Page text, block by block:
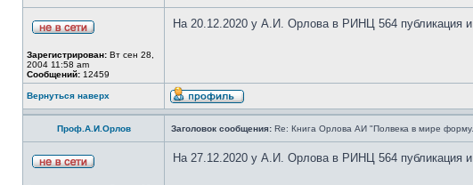
Зарегистрирован: Вт сен 28,
2004 11:58 am
Сообщений: 12459
На 20.12.2020 у А.И. Орлова в РИНЦ 564 публикация
Вернуться наверх
Проф.А.И.Орлов Заголовок сообщения: Re: Книга Орлова АИ "Полвека в мире
На 27.12.2020 у А.И. Орлова в РИНЦ 564 публикация